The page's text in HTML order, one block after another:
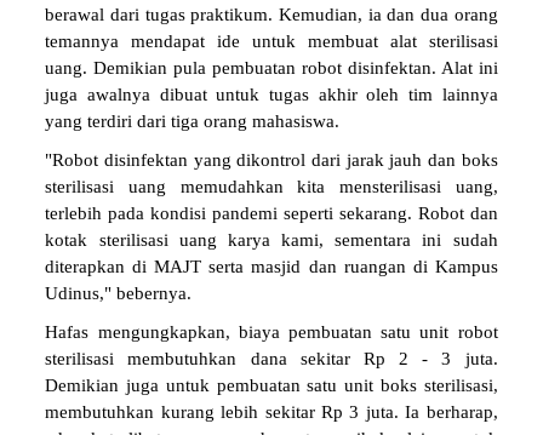
berawal dari tugas praktikum. Kemudian, ia dan dua orang
temannya mendapat ide untuk membuat alat sterilisasi
uang. Demikian pula pembuatan robot disinfektan. Alat ini
juga awalnya dibuat untuk tugas akhir oleh tim lainnya
yang terdiri dari tiga orang mahasiswa.
"Robot disinfektan yang dikontrol dari jarak jauh dan boks
sterilisasi uang memudahkan kita mensterilisasi uang,
terlebih pada kondisi pandemi seperti sekarang. Robot dan
kotak sterilisasi uang karya kami, sementara ini sudah
diterapkan di MAJT serta masjid dan ruangan di Kampus
Udinus," bebernya.
Hafas mengungkapkan, biaya pembuatan satu unit robot
sterilisasi membutuhkan dana sekitar Rp 2 - 3 juta.
Demikian juga untuk pembuatan satu unit boks sterilisasi,
membutuhkan kurang lebih sekitar Rp 3 juta. Ia berharap,